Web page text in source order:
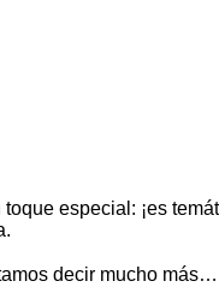
especial: ¡es
decir mucho